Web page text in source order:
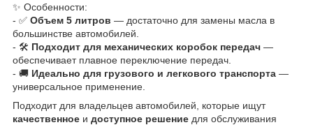
✨ Особенности:
- ✅ Объем 5 литров — достаточно для замены масла в
большинстве автомобилей.
- 🛠 Подходит для механических коробок передач —
обеспечивает плавное переключение передач.
- 🚚 Идеально для грузового и легкового транспорта —
универсальное применение.
Подходит для владельцев автомобилей, которые ищут
качественное и доступное решение для обслуживания